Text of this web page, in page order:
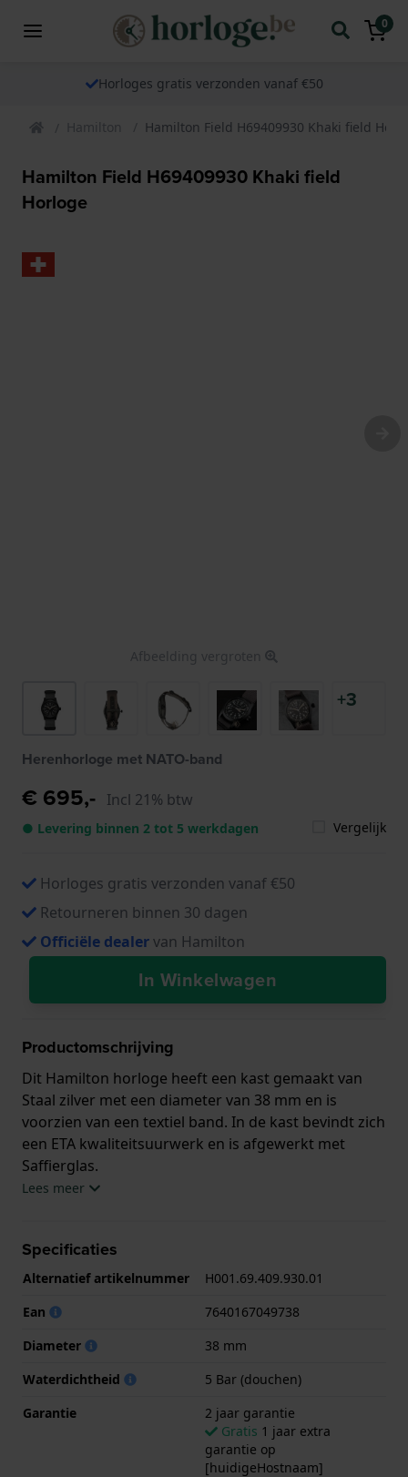
0
Horloges gratis verzonden vanaf €50
Hamilton Hamilton Field H69409930 Khaki field
Hamilton Field H69409930 Khaki field
Horloge
Afbeelding vergroten
+3
Herenhorloge met NATO-band
€ 695,- Incl 21% btw
● Levering binnen 2 tot 5 werkdagen Vergelijk
Horloges gratis verzonden vanaf €50
Retourneren binnen 30 dagen
Officiële dealervan Hamilton
In Winkelwagen
Productomschrijving
Dit Hamilton horloge heeft een kast gemaakt van
Staal zilver met een diameter van 38 mm en is
voorzien van een textiel band. In de kast bevindt zich
een ETA kwaliteitsuurwerk en is afgewerkt met
Saffierglas.
horloge geleverd met 2 jaar garantie.
Lees meer
Specificaties
Alternatief artikelnummer
H001.69.409.930.01
Ean
7640167049738
Diameter
38 mm
Waterdichtheid
5 Bar (douchen)
Garantie
2 jaar garantie
Gratis 1 jaar extra
garantie op
[huidigeHostnaam]